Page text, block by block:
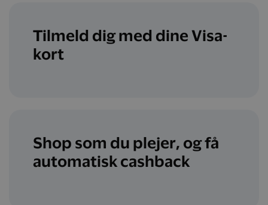
Tilmeld dig med dine Visa-
kort
Shop som du plejer, og få
automatisk cashback